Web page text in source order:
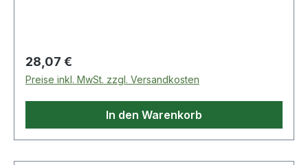
32,5 mm für Materialstärke 2 mm, Ø ab 35 mm
für Materialstärke 3 mm Weitere technische
Eigenschaften: · Materialstärke max.: 2mm
Regulärer Preis:
28,07 €
Preise inkl. MwSt. zzgl. Versandkosten
In den Warenkorb